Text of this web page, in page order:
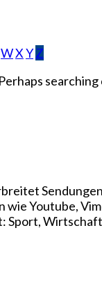
WXYZ
searching
Youtube,